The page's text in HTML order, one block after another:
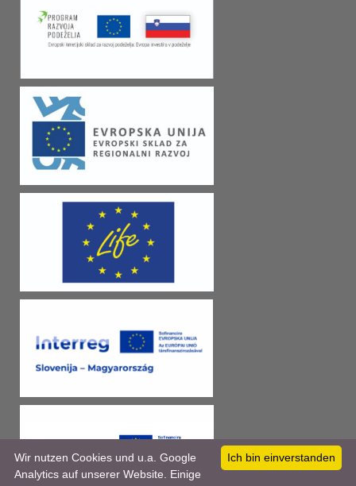
Ich bin einverstanden
Wir nutzen Cookies und u.a. Google
Analytics auf unserer Website. Einige